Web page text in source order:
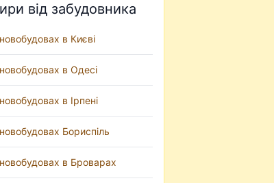
від забудовника
в Києві
в Одесі
в Ірпені
Бориспіль
в Броварах